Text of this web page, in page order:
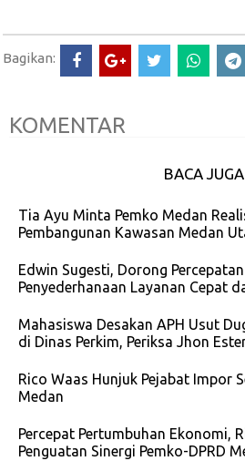
Bagikan:
KOMENTAR
BACA JUGA
Tia Ayu Minta Pemko Medan
Pembangunan Kawasan Medan
Edwin Sugesti, Dorong Percepatan
Penyederhanaan Layanan Cepat
Mahasiswa Desakan APH Usut
di Dinas Perkim, Periksa Jhon
Rico Waas Hunjuk Pejabat Impor
Medan
Percepat Pertumbuhan Ekonomi,
Penguatan Sinergi Pemko-DPRD